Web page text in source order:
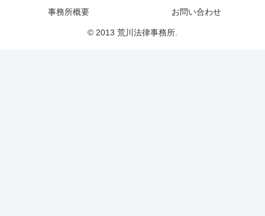
事務所概要
お問い合わせ
© 2013 荒川法律事務所.